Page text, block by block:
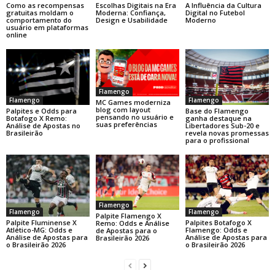
Como as recompensas
gratuitas moldam o
comportamento do
usuário em plataformas
online
Escolhas Digitais na Era
Moderna: Confiança,
Design e Usabilidade
A Influência da Cultura
Digital no Futebol
Moderno
Flamengo
Palpites e Odds para
Botafogo X Remo:
Análise de Apostas no
Brasileirão
Flamengo
MC Games moderniza
blog com layout
pensando no usuário e
suas preferências
Flamengo
Base do Flamengo
ganha destaque na
Libertadores Sub-20 e
revela novas promessas
para o profissional
Flamengo
Palpite Fluminense X
Atlético-MG: Odds e
Análise de Apostas para
o Brasileirão 2026
Flamengo
Palpite Flamengo X
Remo: Odds e Análise
de Apostas para o
Brasileirão 2026
Flamengo
Palpites Botafogo X
Flamengo: Odds e
Análise de Apostas para
o Brasileirão 2026